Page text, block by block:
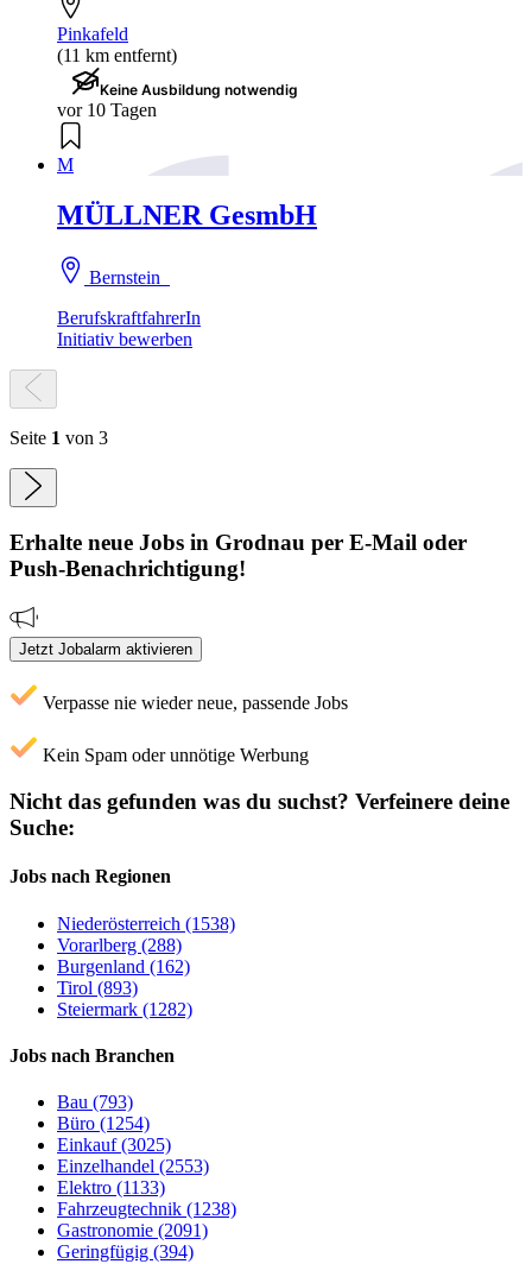
Pinkafeld
(11 km entfernt)
Keine Ausbildung notwendig
vor 10 Tagen
M
MÜLLNER GesmbH
Bernstein
BerufskraftfahrerIn
Initiativ bewerben
Seite 1 von 3
Erhalte neue Jobs in Grodnau per E-Mail oder
Push-Benachrichtigung!
Jetzt Jobalarm aktivieren
Verpasse nie wieder neue, passende Jobs
Kein Spam oder unnötige Werbung
Nicht das gefunden was du suchst? Verfeinere deine
Suche:
Jobs nach Regionen
Niederösterreich (1538)
Vorarlberg (288)
Burgenland (162)
Tirol (893)
Steiermark (1282)
Jobs nach Branchen
Bau (793)
Büro (1254)
Einkauf (3025)
Einzelhandel (2553)
Elektro (1133)
Fahrzeugtechnik (1238)
Gastronomie (2091)
Geringfügig (394)